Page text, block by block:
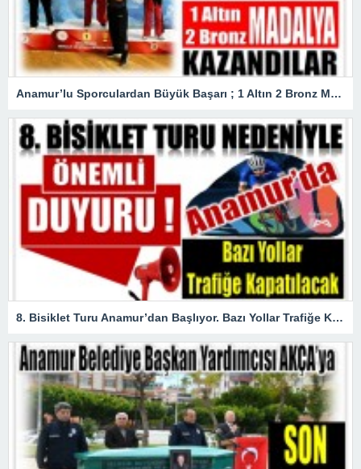
Anamur’lu Sporculardan Büyük Başarı ; 1 Altın 2 Bronz Madalya Kazandılar
8. Bisiklet Turu Anamur’dan Başlıyor. Bazı Yollar Trafiğe Kapatılacak